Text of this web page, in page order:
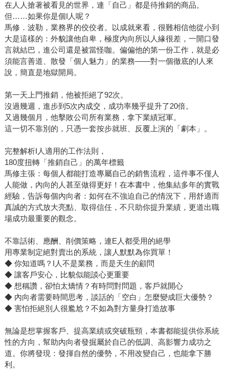
在人人搶著被看見的世界，連「自己」都是待推銷的商品。
但……如果你是個I人呢？
馬修．波勒，業務界的佼佼者。以成就來看，很難相信他從小到
大是這樣的：外貌讓他自卑，極度內向所以人緣很差，一開口發
言就結巴，進公司還是被當怪咖。偏偏他的第一份工作，就是必
須能言善道、散發「個人魅力」的業務——對一個徹底的I人來
說，簡直是地獄開局。
第一天上門推銷，他被拒絕了92次。
沒過幾週，進步到5次內成交，成功率幾乎提升了20倍。
又過幾個月，他擊敗公司所有業務，拿下業績冠軍。
這一切不靠別的，只憑一套按步就班、反覆上演的「劇本」。
完整解析I人適用的工作法則，
180度扭轉「推銷自己」的萬年標籤
馬修主張：每個人都能打造專屬自己的銷售流程，這件事不僅人
人能做，內向的人甚至做得更好！在本書中，他集結多年的實戰
經驗，告訴每個內向者：如何在不強迫自己的情況下，用舒適而
真誠的方式放大亮點、取得信任，不只助你提升業績，更道出職
場成功最重要的觀念。
不靠話術、應酬、削價策略，連E人都受用的絕學
用專業制定絕對賣出的系統，讓人默默為你買單！
◆ 你知道嗎？I人不是業務，而是天生的顧問
◆ 讓客戶安心，比貌似能談心更重要
◆ 想稱讚，卻怕太矯情？有時問對問題，客戶就開心
◆ 內向者需要時間思考，談話的「空白」怎麼變成巨大優勢？
◆ 害怕拒絕別人很尷尬？不如為對方量身打造故事
無論是想掌握客戶、提高業績或突破瓶頸，本書都能提供你系統
性的方向，幫助內向者發掘屬於自己的低調、高影響力成功之
道。你將發現：發揮自然的優勢，不用改變自己，也能拿下勝
利。